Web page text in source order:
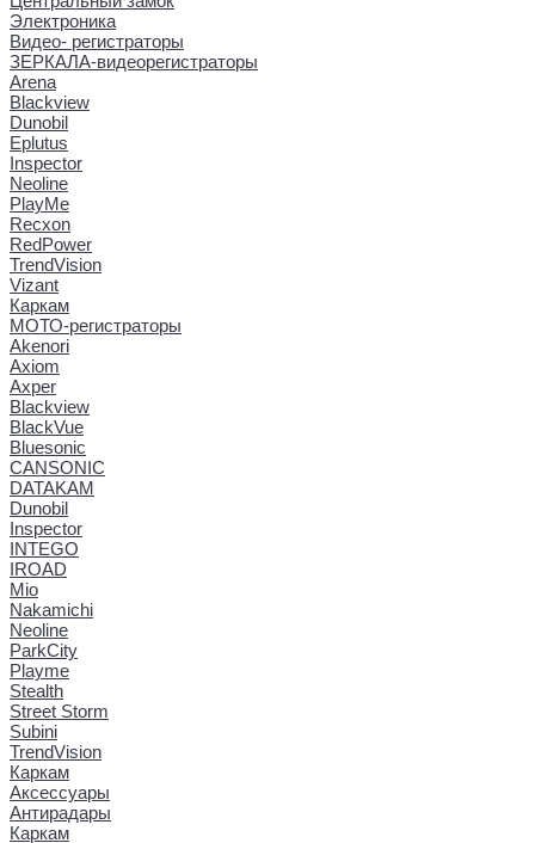
Электроника
Видео- регистраторы
ЗЕРКАЛА-видеорегистраторы
Arena
Blackview
Dunobil
Eplutus
Inspector
Neoline
PlayMe
Recxon
RedPower
TrendVision
Vizant
Каркам
МОТО-регистраторы
Akenori
Axiom
Axper
Blackview
BlackVue
Bluesonic
CANSONIC
DATAKAM
Dunobil
Inspector
INTEGO
IROAD
Mio
Nakamichi
Neoline
ParkCity
Playme
Stealth
Street Storm
Subini
TrendVision
Каркам
Аксессуары
Антирадары
Каркам